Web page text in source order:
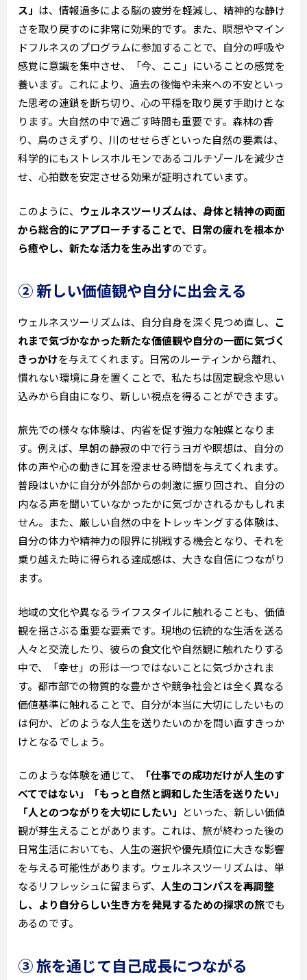
ス」 は、情報過多による脳の疲労を軽減し、精神的な静け
さを取り戻すのに非常に効果的です。また、瞑想やマイン
ドフルネスのプログラムに参加することで、自分の呼吸や
感覚に意識を集中させ、「今、ここ」にいることの感覚を
養います。これにより、過去の後悔や未来への不安といっ
た思考の連鎖を断ち切り、心の平穏を取り戻す手助けとな
ります。大自然の中で過ごす時間も重要です。森林の香
り、鳥のさえずり、川のせせらぎといった自然の要素は、
科学的にもストレスホルモンであるコルチゾールを減少さ
せ、心拍数を安定させる効果が証明されています。
このように、 ウェルネスツーリズムは、身体と精神の両面
から総合的にアプローチすることで、日常の疲れを根本か
ら癒やし、新たな活力を生み出すのです。
② 新しい価値観や自分に出会える
ウェルネスツーリズムは、自分自身を深く見つめ直し、 こ
れまで気づかなかった新たな価値観や自分の一面に気づく
きっかけを与えてくれます。日常のルーティンから離れ、
慣れない環境に身を置くことで、私たちは固定観念や思い
込みから自由になり、新しい視点を得ることができます。
旅先での様々な体験は、内省を促す強力な触媒となりま
す。例えば、早朝の静寂の中で行うヨガや瞑想は、自分の
体の声や心の動きに耳を澄ませる時間を与えてくれます。
普段はいかに自分が外部からの刺激に振り回され、自分の
内なる声を聞いていなかったかに気づかされるかもしれま
せん。また、厳しい自然の中をトレッキングする体験は、
自分の体力や精神力の限界に挑戦する機会となり、それを
乗り越えた時に得られる達成感は、大きな自信につながり
ます。
地域の文化や異なるライフスタイルに触れることも、価値
観を揺さぶる重要な要素です。現地の伝統的な生活を送る
人々と交流したり、彼らの食文化や自然観に触れたりする
中で、「幸せ」の形は一つではないことに気づかされま
す。都市部での物質的な豊かさや競争社会とは全く異なる
価値基準に触れることで、自分が本当に大切にしたいもの
は何か、どのような人生を送りたいのかを問い直すきっか
けとなるでしょう。
このような体験を通じて、
「仕事での成功だけが人生のす
べてではない」「もっと自然と調和した生活を送りたい」
「人とのつながりを大切にしたい」 といった、新しい価値
観が芽生えることがあります。これは、旅が終わった後の
日常生活においても、人生の選択や優先順位に大きな影響
を与える可能性があります。ウェルネスツーリズムは、単
なるリフレッシュに留まらず、 人生のコンパスを再調整
し、より自分らしい生き方を発見するための探求の旅でも
あるのです。
③ 旅を通じて自己成長につながる